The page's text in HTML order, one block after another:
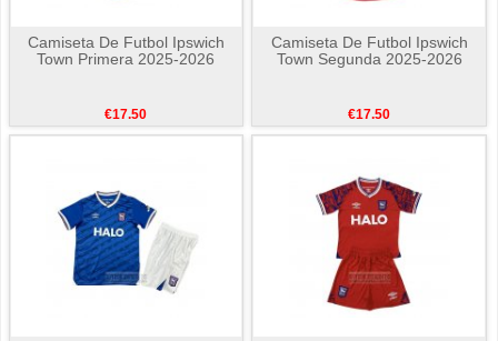
Camiseta De Futbol Ipswich
Town Primera 2025-2026
€17.50
Camiseta De Futbol Ipswich
Town Segunda 2025-2026
€17.50